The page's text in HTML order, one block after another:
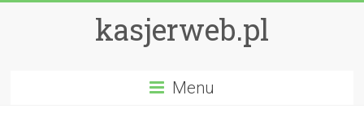
kasjerweb.pl
Menu